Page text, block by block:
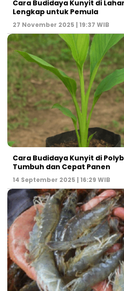
Cara Budidaya Kunyit di
Lengkap untuk Pemula
27 November 2025 | 19:37 WIB
Cara Budidaya Kunyit di
Tumbuh dan Cepat Panen
14 September 2025 | 16:29 WIB